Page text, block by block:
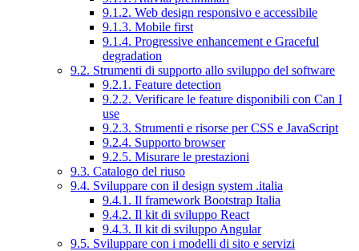
9.1.2. Web design responsivo e accessibile
9.1.3. Mobile first
9.1.4. Progressive enhancement e Graceful
degradation
9.2. Strumenti di supporto allo sviluppo del software
9.2.1. Feature detection
9.2.2. Verificare le feature disponibili con Can I
use
9.2.3. Strumenti e risorse per CSS e JavaScript
9.2.4. Supporto browser
9.2.5. Misurare le prestazioni
9.3. Catalogo del riuso
9.4. Sviluppare con il design system .italia
9.4.1. Il framework Bootstrap Italia
9.4.2. Il kit di sviluppo React
9.4.3. Il kit di sviluppo Angular
9.5. Sviluppare con i modelli di sito e servizi